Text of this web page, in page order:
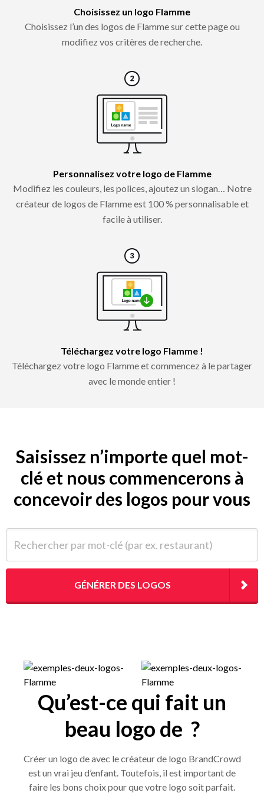
Choisissez un logo Flamme
Choisissez l’un des logos de Flamme sur cette page ou
modifiez vos critères de recherche.
Personnalisez votre logo de Flamme
Modifiez les couleurs, les polices, ajoutez un slogan… Notre
créateur de logos de Flamme est 100 % personnalisable et
facile à utiliser.
Téléchargez votre logo Flamme !
Téléchargez votre logo Flamme et commencez à le partager
avec le monde entier !
Saisissez n’importe quel mot-
clé et nous commencerons à
concevoir des logos pour vous
GÉNÉRER DES LOGOS
Qu’est-ce qui fait un
beau logo de ?
Créer un logo de avec le créateur de logo BrandCrowd
est un vrai jeu d’enfant. Toutefois, il est important de
faire les bons choix pour que votre logo soit parfait.